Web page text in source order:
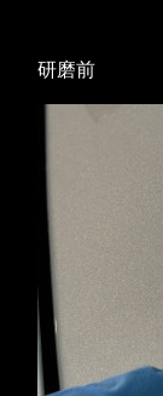
研磨前